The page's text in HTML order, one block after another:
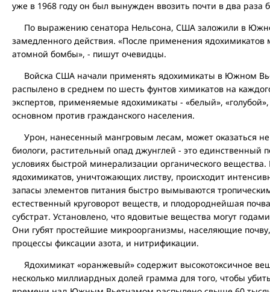
уже в 1968 году он был вынужден ввозить почти в два раза
По выражению сенатора Нельсона, США заложили в
замедленного действия. «После применения ядохимикатов
атомной бомбы», - пишут очевидцы.
Войска США начали применять ядохимикаты в Южном
распылено в среднем по шесть фунтов химикатов на
экспертов, применяемые ядохимикаты - «белый»,
основном против гражданского населения.
Урон, нанесенный мангровым лесам, может оказаться
биологи, растительный опад джунглей - это единственный
условиях быстрой минерализации органического
ядохимикатов, уничтожающих листву, происходит
запасы элементов питания быстро вымываются
естественный круговорот веществ, и плодороднейшая
субстрат. Установлено, что ядовитые вещества могут
Они губят простейшие микроорганизмы, населяющие
процессы фиксации азота, и нитрификации.
Ядохимикат «оранжевый» содержит высокотоксичное
несколько миллиардных долей грамма для того, чтобы